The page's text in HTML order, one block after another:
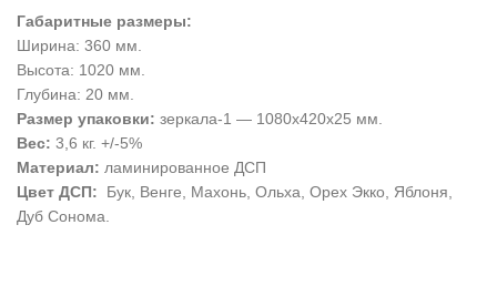
Габаритные размеры:
Ширина: 360 мм.
Высота: 1020 мм.
Глубина: 20 мм.
Размер упаковки: зеркала-1 — 1080х420х25 мм.
Вес: 3,6 кг. +/-5%
Материал: ламинированное ДСП
Цвет ДСП:
Бук, Венге, Махонь, Ольха, Орех Экко, Яблоня,
Дуб Сонома.